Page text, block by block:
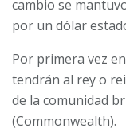
cambio se
por un dólar
Por primera vez
tendrán al rey o
de la comunidad
(Commonwealth).